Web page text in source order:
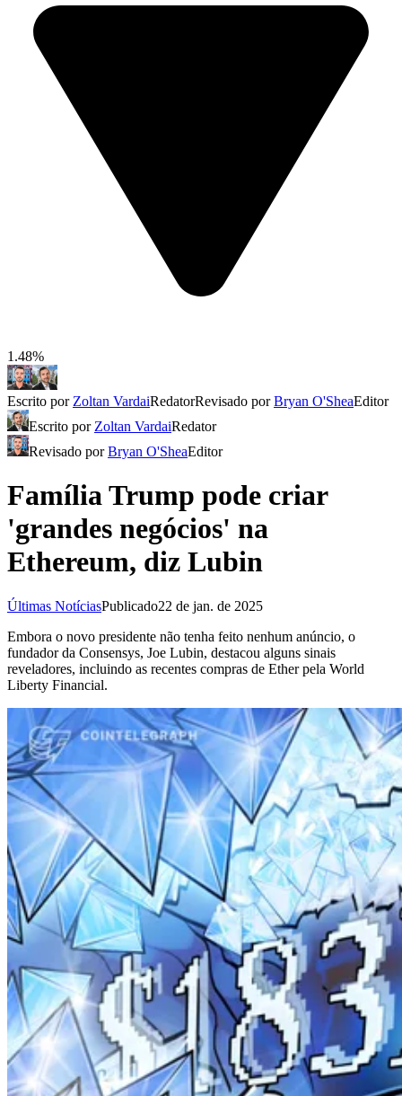
1.48%
Escrito por Zoltan VardaiRedatorRevisado porBryan O'SheaEditor
Escrito por Zoltan VardaiRedator
Revisado porBryan O'SheaEditor
Família Trump pode criar
'grandes negócios' na
Ethereum, diz Lubin
Últimas NotíciasPublicado22 de jan. de 2025
Embora o novo presidente não tenha feito nenhum anúncio, o
fundador da Consensys, Joe Lubin, destacou alguns sinais
reveladores, incluindo as recentes compras de Ether pela World
Liberty Financial.